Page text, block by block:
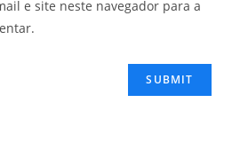
e site neste navegador para a